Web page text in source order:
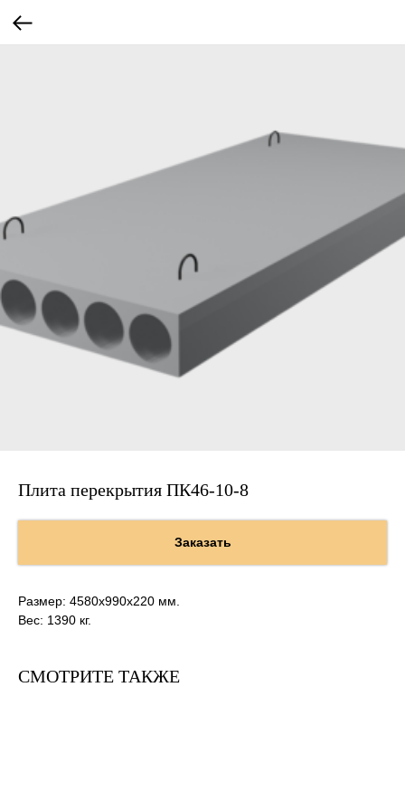
Плита перекрытия ПК46-10-8
Заказать
Размер: 4580х990х220 мм.
Вес: 1390 кг.
СМОТРИТЕ ТАКЖЕ